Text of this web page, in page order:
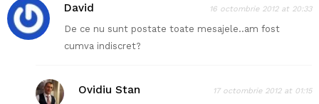
David 16 octombrie 2012 at 20:33
De ce nu sunt postate toate mesajele..am fost
cumva indiscret?
Ovidiu Stan 17 octombrie 2012 at 01:15